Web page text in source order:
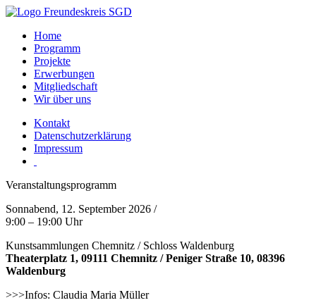
Home
Programm
Projekte
Erwerbungen
Mitgliedschaft
Wir über uns
Kontakt
Datenschutzerklärung
Impressum
Veranstaltungsprogramm
Sonnabend, 12. September 2026 /
9:00 – 19:00 Uhr
Kunstsammlungen Chemnitz / Schloss Waldenburg
Theaterplatz 1, 09111 Chemnitz / Peniger Straße 10, 08396
Waldenburg
>>>Infos: Claudia Maria Müller